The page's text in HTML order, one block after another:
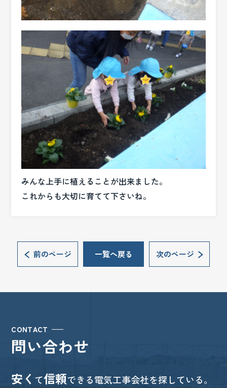
みんな上手に植えることが出来ました。
これからも大切に育てて下さいね。
前のページ 一覧へ戻る 次のページ
CONTACT
問い合わせ
安く て信頼できる電気工事会社を探している。